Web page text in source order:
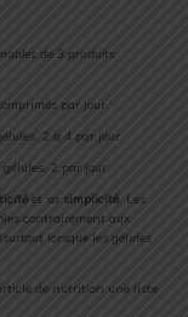
de 3 produits
par jour.
2 à 4 par jour.
2 par jour.
et sa simplicité. Les
contrairement aux
lorsque les gélules
de nutrition une liste